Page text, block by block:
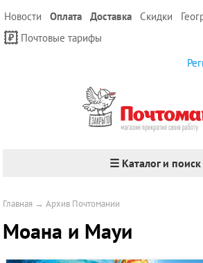
Новости Оплата Доставка Скидки
Почтовые тарифы
☰ Каталог и поиск
Главная →Архив Почтомании
Моана и Мауи